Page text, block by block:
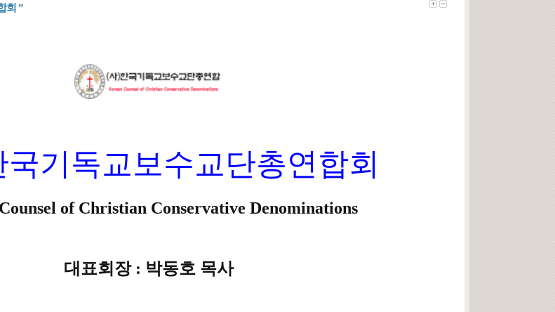
회 ”
국기독교보수교단총연합회
of Christian Conservative Denominations
대표회장 : 박동호 목사